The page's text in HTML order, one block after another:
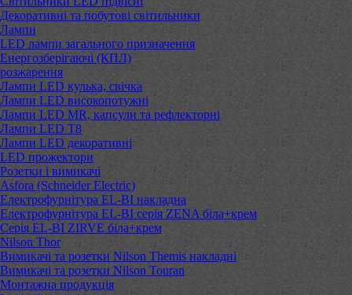
Декоративні та побутові світильники
Лампи
LED лампи загального призначення
Енергозберігаючі (КПЛ)
розжарення
Лампи LED кулька, свічка
Лампи LED високопотужні
Лампи LED MR, капсули та рефлекторні
Лампи LED Т8
Лампи LED декоративні
LED прожектори
Розетки і вимикачі
Asfora (Schneider Electric)
Електрофурнітура EL-BI накладна
Електрофурнітура EL-BI серія ZENA біла+крем
Серія EL-BI ZIRVE біла+крем
Nilson Thor
Вимикачі та розетки Nilson Themis накладні
Вимикачі та розетки Nilson Touran
Монтажна продукція